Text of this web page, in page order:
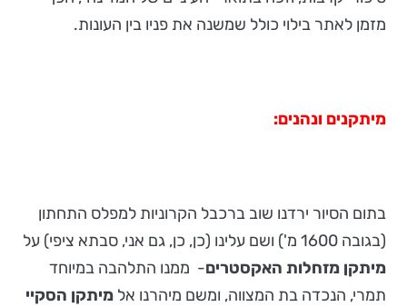
מזמן לאתר בילוי כולל שמשנה את פניו בין העונות.
מיתקנים ונהנים:
בתום הסיור ירדנו שוב ברכבל הקרוניות למפלס התחתון
(בגובה 1600 מ') ושם עלינו (כן, כן, גם אני, סבתא ציפי) על
מיתקן מזחלות האקסטרים- ממנו התלהבה במיוחד
תמרי, הנכדה בת המצווה, ומשם מיהרנו אל מיתקן הסקיי